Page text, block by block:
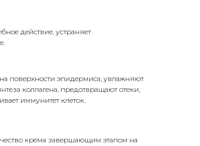
действие, устраняет
поверхности эпидермиса, увлажняют
коллагена, предотвращают отеки,
иммунитет клеток.
крема завершающим этапом на